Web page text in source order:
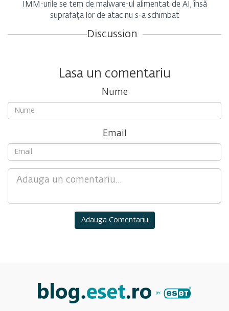
IMM-urile se tem de malware-ul alimentat de AI, însă
suprafața lor de atac nu s-a schimbat
Discussion
Lasa un comentariu
Nume
Email